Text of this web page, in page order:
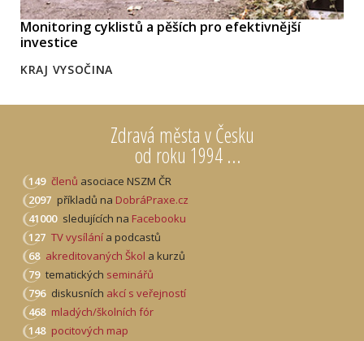
Zdravá města v Česku
od roku 1994 ...
149 členů asociace NSZM ČR
2097 příkladů na DobráPraxe.cz
41000 sledujících na Facebooku
127 TV vysílání a podcastů
68 akreditovaných Škol a kurzů
79 tematických seminářů
796 diskusních akcí s veřejností
468 mladých/školních fór
148 pocitových map
Monitoring cyklistů a pěších pro efektivnější
investice
KRAJ VYSOČINA